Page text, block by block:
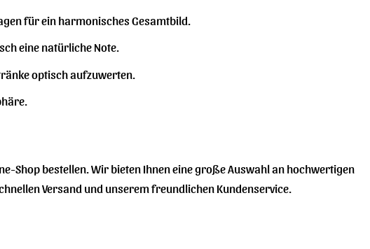
für ein harmonisches Gesamtbild.
eine natürliche Note.
optisch aufzuwerten.
Shop bestellen. Wir bieten Ihnen eine große Auswahl an hochwertigen
Versand und unserem freundlichen Kundenservice.